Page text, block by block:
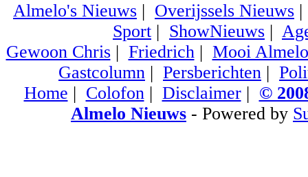
Almelo's Nieuws | Overijssels Nieuws
Sport | ShowNieuws |
Gewoon Chris| Friedrich| Mooi Almelo
Gastcolumn | Persberichten |
Home | Colofon| Disclaimer| ©
Almelo Nieuws - Powered by